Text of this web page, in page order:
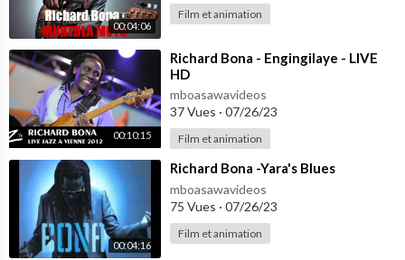
00:04:06
Film et animation
00:10:15
⁣Richard Bona - Engingilaye - LIVE
HD
mboasawavideos
37 Vues · 07/26/23
Film et animation
00:04:16
⁣Richard Bona -Yara's Blues
mboasawavideos
75 Vues · 07/26/23
Film et animation